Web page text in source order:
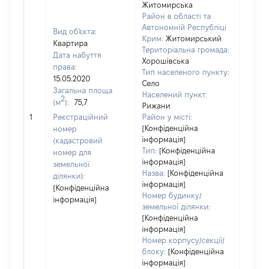
1
Вид об'єкта:
Квартира
Дата набуття
права:
15.05.2020
Загальна площа
(м2):
75,7
Реєстраційний
номер
(кадастровий
номер для
земельної
ділянки):
[Конфіденційна
інформація]
Житомирська
Район в області та
Автономній Республіці
Крим: Житомирський
Територіальна громада:
Хорошівська
Тип населеного пункту:
Село
Населений пункт:
Рижани
Район у місті:
[Конфіденційна
інформація]
Тип: [Конфіденційна
інформація]
Назва: [Конфіденційна
інформація]
Номер будинку/
земельної ділянки:
[Конфіденційна
інформація]
Номер корпусу/секції/
блоку: [Конфіденційна
інформація]